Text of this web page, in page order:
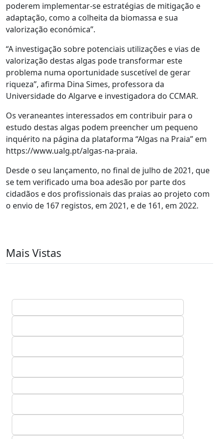
poderem implementar-se estratégias de mitigação e
adaptação, como a colheita da biomassa e sua
valorização económica”.
“A investigação sobre potenciais utilizações e vias de
valorização destas algas pode transformar este
problema numa oportunidade suscetível de gerar
riqueza”, afirma Dina Simes, professora da
Universidade do Algarve e investigadora do CCMAR.
Os veraneantes interessados em contribuir para o
estudo destas algas podem preencher um pequeno
inquérito na página da plataforma “Algas na Praia” em
https://www.ualg.pt/algas-na-praia.
Desde o seu lançamento, no final de julho de 2021, que
se tem verificado uma boa adesão por parte dos
cidadãos e dos profissionais das praias ao projeto com
o envio de 167 registos, em 2021, e de 161, em 2022.
Mais Vistas